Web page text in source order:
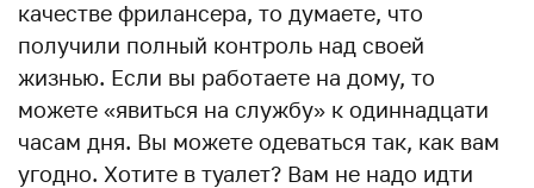
качестве фрилансера, то думаете, что
получили полный контроль над своей
жизнью. Если вы работаете на дому, то
можете «явиться на службу» к одиннадцати
часам дня. Вы можете одеваться так, как вам
угодно. Хотите в туалет? Вам не надо идти